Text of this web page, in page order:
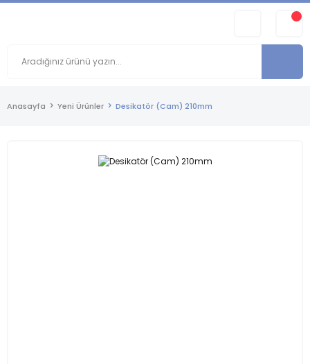
Anasayfa Yeni Ürünler Desikatör (Cam) 210mm